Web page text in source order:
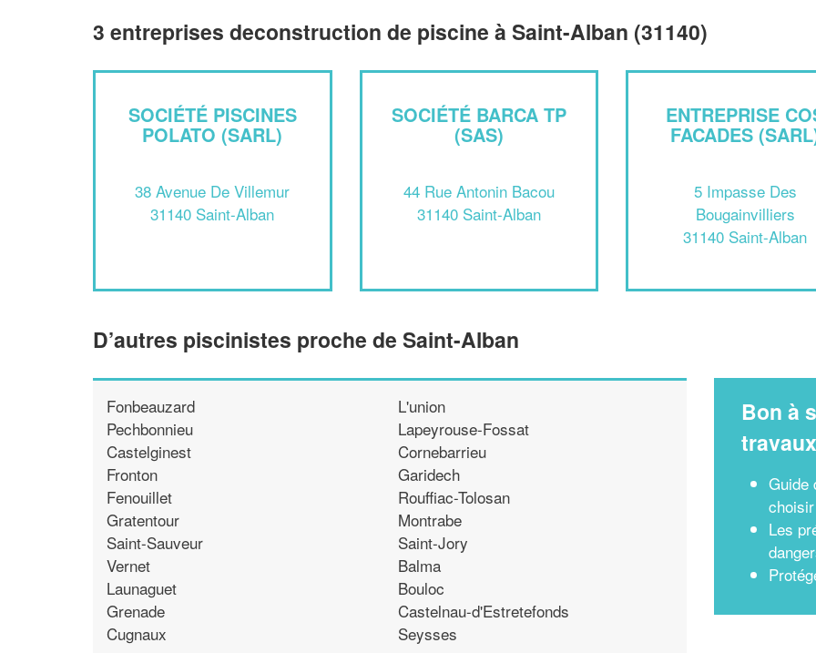
3 entreprises deconstruction de piscine à Saint-Alban (31140)
SOCIÉTÉ PISCINES
POLATO (SARL)
38 Avenue De Villemur
31140 Saint-Alban
SOCIÉTÉ BARCA TP
(SAS)
44 Rue Antonin Bacou
31140 Saint-Alban
ENTREPRISE
FACADES
5 Impasse Des
Bougainvilliers
31140 Saint-Alban
D’autres piscinistes proche de Saint-Alban
Fonbeauzard
Pechbonnieu
Castelginest
Fronton
Fenouillet
Gratentour
Saint-Sauveur
Vernet
Launaguet
Grenade
Cugnaux
L'union
Lapeyrouse-Fossat
Cornebarrieu
Garidech
Rouffiac-Tolosan
Montrabe
Saint-Jory
Balma
Bouloc
Castelnau-d'Estretefonds
Seysses
Bon à
travaux
Guide
Les